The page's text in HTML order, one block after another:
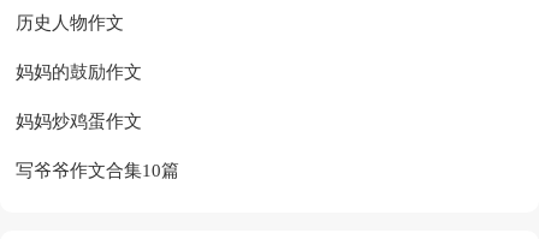
历史人物作文
妈妈的鼓励作文
妈妈炒鸡蛋作文
写爷爷作文合集10篇